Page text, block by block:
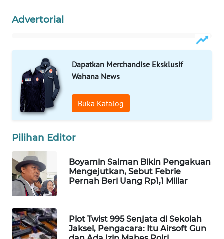
Advertorial
Dapatkan Merchandise Eksklusif
Wahana News
Buka Katalog
Pilihan Editor
Boyamin Saiman Bikin Pengakuan
Mengejutkan, Sebut Febrie
Pernah Beri Uang Rp1,1 Miliar
Plot Twist 995 Senjata di Sekolah
Jaksel, Pengacara: Itu Airsoft Gun
WAHANA
LAPAK
WAHANA
Wahana
Network
LISTRIK
MASYARAKAT
KELISTRIKAN
WALINKI
ID